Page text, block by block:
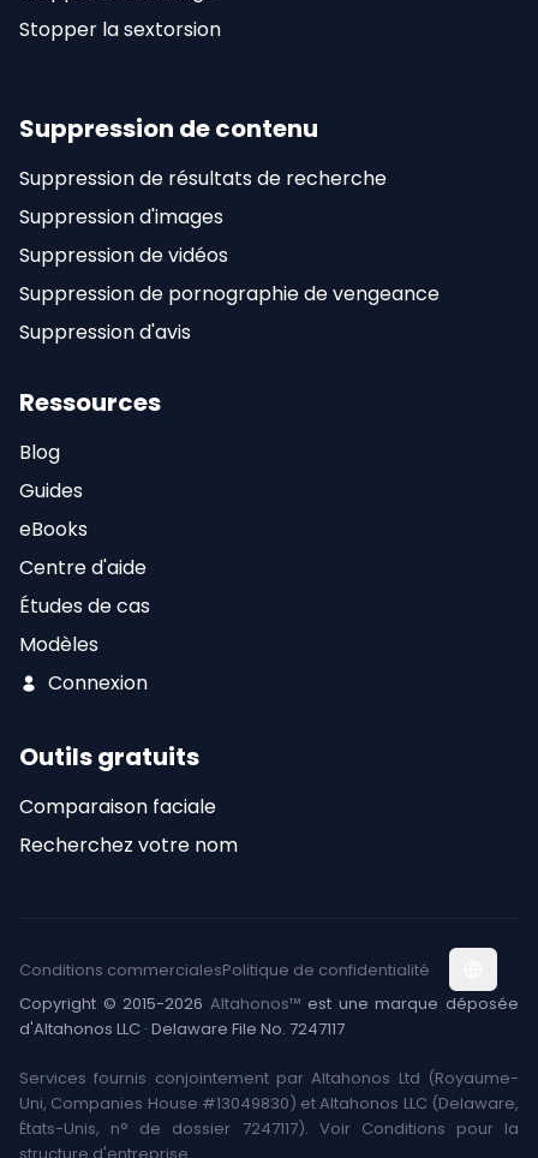
Stopper la sextorsion
Suppression de contenu
Suppression de résultats de recherche
Suppression d'images
Suppression de vidéos
Suppression de pornographie de vengeance
Suppression d'avis
Ressources
Blog
Guides
eBooks
Centre d'aide
Études de cas
Modèles
Connexion
Outils gratuits
Comparaison faciale
Recherchez votre nom
Copyright © 2015-2026 Altahonos™ est une marque déposée
d'Altahonos LLC · Delaware File No. 7247117
Conditions commercialesPolitique de confidentialité
Services fournis conjointement par Altahonos Ltd (Royaume-
Uni, Companies House #13049830) et Altahonos LLC (Delaware,
États-Unis, n° de dossier 7247117). Voir Conditions pour la